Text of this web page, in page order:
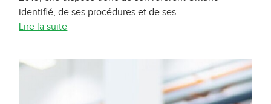
identifié, de ses procédures et de ses...
Lire la suite